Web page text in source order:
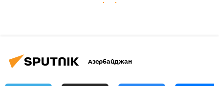
Азербайджан